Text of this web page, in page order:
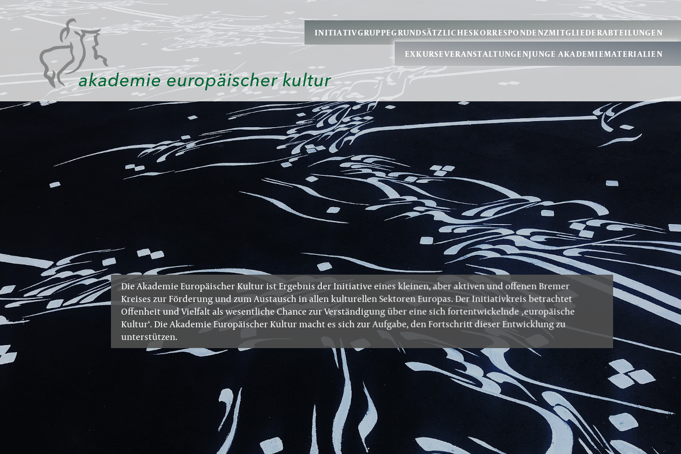
INITIATIVGRUPPEGRUNDSÄTZLICHESKORRESPONDENZMITGLIEDERABTEILUNGEN
EXKURSEVERANSTALTUNGENJUNGE AKADEMIEMATERIALIEN
Die Akademie Europäischer Kultur ist Ergebnis der Initiative eines kleinen, aber aktiven und offenen Bremer
Kreises zur Förderung und zum Austausch in allen kulturellen Sektoren Europas. Der Initiativkreis betrachtet
Offenheit und Vielfalt als wesentliche Chance zur Verständigung über eine sich fortentwickelnde ‚europäische
Kultur‘. Die Akademie Europäischer Kultur macht es sich zur Aufgabe, den Fortschritt dieser Entwicklung zu
unterstützen.